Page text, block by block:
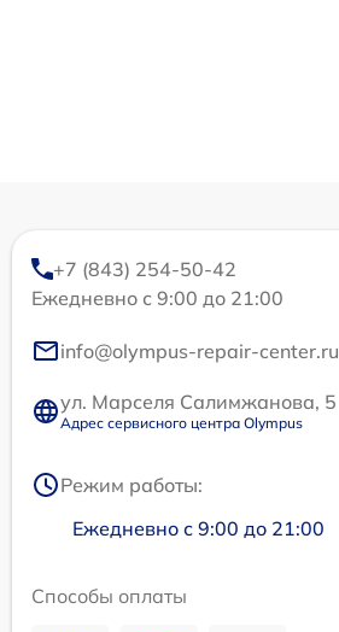
+7 (843) 254-50-42
Ежедневно с 9:00 до 21:00
info@olympus-repair-center.ru
ул. Марселя Салимжанова, 5
Адрес сервисного центра Olympus
Режим работы:
Ежедневно с 9:00 до 21:00
Способы оплаты